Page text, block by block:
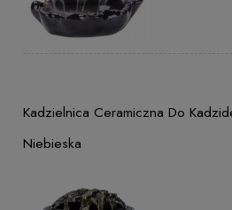
Kadzielnica Ceramiczna Do
Niebieska